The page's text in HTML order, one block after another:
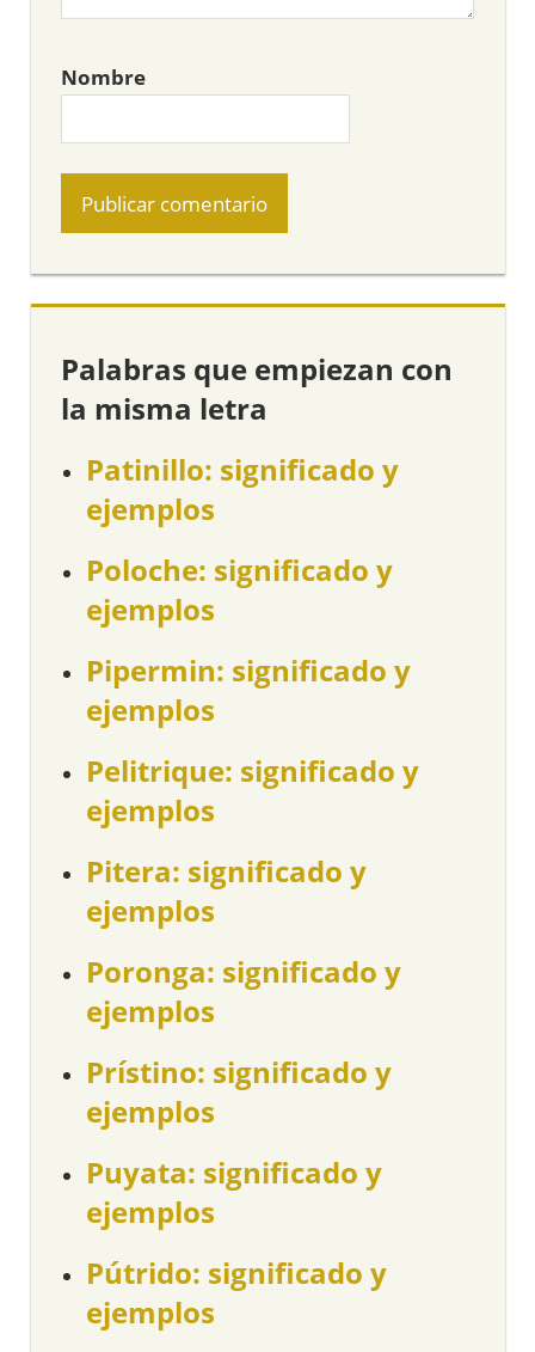
Nombre
Palabras que empiezan con
la misma letra
Patinillo: significado y
ejemplos
Poloche: significado y
ejemplos
Pipermin: significado y
ejemplos
Pelitrique: significado y
ejemplos
Pitera: significado y
ejemplos
Poronga: significado y
ejemplos
Prístino: significado y
ejemplos
Puyata: significado y
ejemplos
Pútrido: significado y
ejemplos